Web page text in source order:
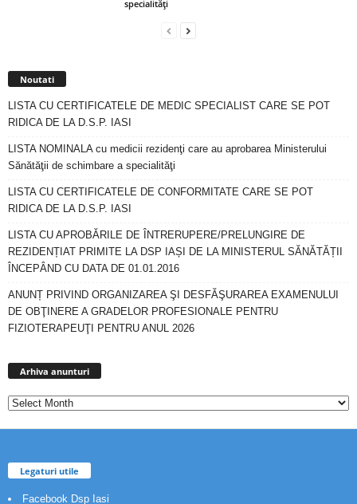
specialităţi
Noutati
LISTA CU CERTIFICATELE DE MEDIC SPECIALIST CARE SE POT
RIDICA DE LA D.S.P. IASI
LISTA NOMINALA cu medicii rezidenţi care au aprobarea Ministerului
Sănătăţii de schimbare a specialităţi
LISTA CU CERTIFICATELE DE CONFORMITATE CARE SE POT
RIDICA DE LA D.S.P. IASI
LISTA CU APROBĂRILE DE ÎNTRERUPERE/PRELUNGIRE DE
REZIDENȚIAT PRIMITE LA DSP IAȘI DE LA MINISTERUL SĂNĂTĂȚII
ÎNCEPÂND CU DATA DE 01.01.2016
ANUNȚ PRIVIND ORGANIZAREA ŞI DESFĂŞURAREA EXAMENULUI
DE OBŢINERE A GRADELOR PROFESIONALE PENTRU
FIZIOTERAPEUŢI PENTRU ANUL 2026
Arhiva anunturi
Legaturi utile
Facebook Dsp Iasi